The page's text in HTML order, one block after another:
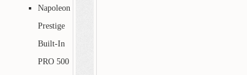
Napoleon
Prestige
Built-In
PRO 500